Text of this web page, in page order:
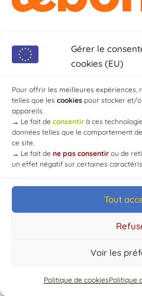
Gérer le
cookies (EU)
Pour offrir les meilleures expériences,
telles que les cookies pour stocker et/
appareils.
→ Le fait de consentir à ces
données telles que le comportement
ce site.
→ Le fait de ne pas consentir ou de
un effet négatif sur certaines
Tout
Voir les
Politique de cookiesPolitique
© Mairie de Chaource [2004-
Developed by